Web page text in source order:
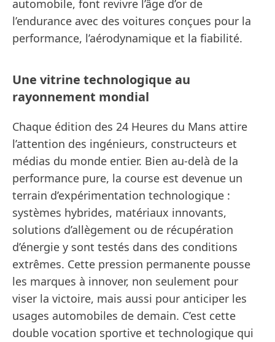
automobile, font revivre l’âge d’or de
l’endurance avec des voitures conçues pour la
performance, l’aérodynamique et la fiabilité.
Une vitrine technologique au
rayonnement mondial
Chaque édition des 24 Heures du Mans attire
l’attention des ingénieurs, constructeurs et
médias du monde entier. Bien au-delà de la
performance pure, la course est devenue un
terrain d’expérimentation technologique :
systèmes hybrides, matériaux innovants,
solutions d’allègement ou de récupération
d’énergie y sont testés dans des conditions
extrêmes. Cette pression permanente pousse
les marques à innover, non seulement pour
viser la victoire, mais aussi pour anticiper les
usages automobiles de demain. C’est cette
double vocation sportive et technologique qui